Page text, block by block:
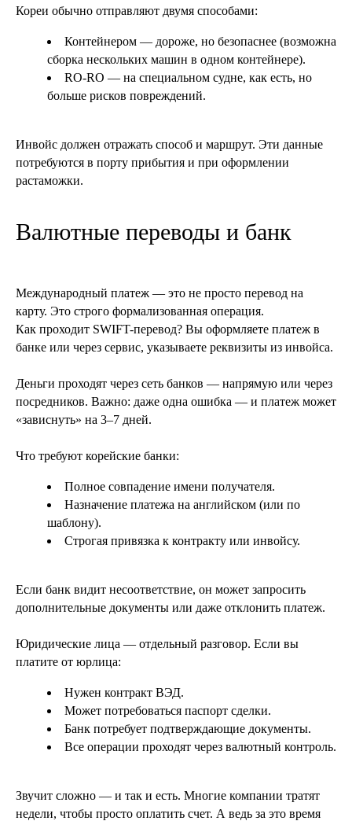
Кореи обычно отправляют двумя способами:
Контейнером — дороже, но безопаснее (возможна
сборка нескольких машин в одном контейнере).
RO-RO — на специальном судне, как есть, но
больше рисков повреждений.
Инвойс должен отражать способ и маршрут. Эти данные
потребуются в порту прибытия и при оформлении
растаможки.
Валютные переводы и банк
Международный платеж — это не просто перевод на
карту. Это строго формализованная операция.
Как проходит SWIFT-перевод? Вы оформляете платеж в
банке или через сервис, указываете реквизиты из инвойса.
Деньги проходят через сеть банков — напрямую или через
посредников. Важно: даже одна ошибка — и платеж может
«зависнуть» на 3–7 дней.
Что требуют корейские банки:
Полное совпадение имени получателя.
Назначение платежа на английском (или по
шаблону).
Строгая привязка к контракту или инвойсу.
Если банк видит несоответствие, он может запросить
дополнительные документы или даже отклонить платеж.
Юридические лица — отдельный разговор. Если вы
платите от юрлица:
Нужен контракт ВЭД.
Может потребоваться паспорт сделки.
Банк потребует подтверждающие документы.
Все операции проходят через валютный контроль.
Звучит сложно — и так и есть. Многие компании тратят
недели, чтобы просто оплатить счет. А ведь за это время